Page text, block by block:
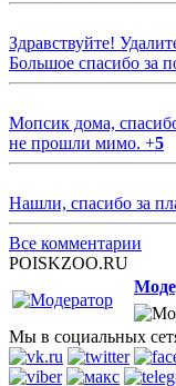
Здравствуйте!
Большое спасибо за
Мопсик дома,
не прошли мимо. +5
Нашли, спасибо за
Все комментарии
POISKZOO.RU
Мы в социальных